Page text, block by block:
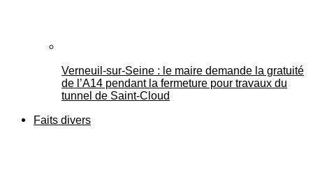
Verneuil-sur-Seine : le maire demande la gratuité
de l’A14 pendant la fermeture pour travaux du
tunnel de Saint-Cloud
Faits divers